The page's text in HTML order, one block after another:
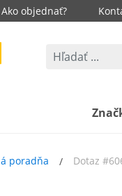
Ako objednať?
poradňa Dotaz